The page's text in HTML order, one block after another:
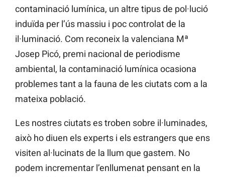
contaminació lumínica, un altre tipus de pol·lució
induïda per l’ús massiu i poc controlat de la
il·luminació. Com reconeix la valenciana Mª
Josep Picó, premi nacional de periodisme
ambiental, la contaminació lumínica ocasiona
problemes tant a la fauna de les ciutats com a la
mateixa població.
Les nostres ciutats es troben sobre il·luminades,
això ho diuen els experts i els estrangers que ens
visiten al·lucinats de la llum que gastem. No
podem incrementar l’enllumenat pensant en la